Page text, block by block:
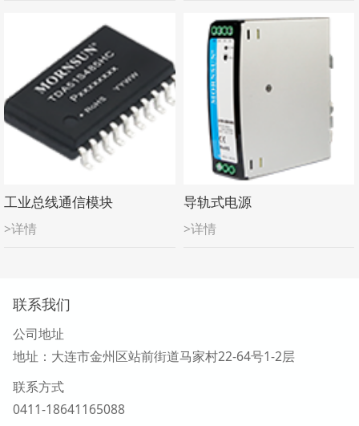
工业总线通信模块
>详情
导轨式电源
>详情
联系我们
公司地址
地址：大连市金州区站前街道马家村22-64号1-2层
联系方式
0411-18641165088